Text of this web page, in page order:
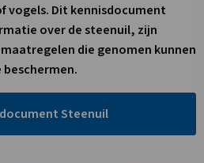
vogels. Dit kennisdocument
over de steenuil, zijn
die genomen kunnen
SteenuilLink